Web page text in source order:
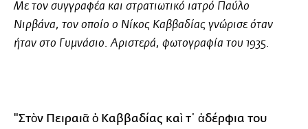
Με τον συγγραφέα και στρατιωτικό ιατρό Παύλο
Νιρβάνα, τον οποίο ο Νίκος Καββαδίας γνώρισε όταν
ήταν στο Γυμνάσιο. Αριστερά, φωτογραφία του 1935.
"Στὸν Πειραιᾶ ὁ Καββαδίας καὶ τ᾿ ἀδέρφια του